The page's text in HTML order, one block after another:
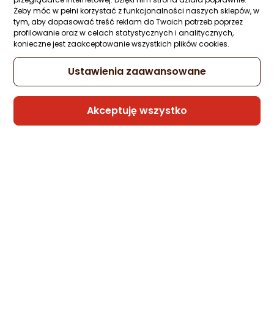
Żeby móc w pełni korzystać z funkcjonalności naszych sklepów, w
tym, aby dopasować treść reklam do Twoich potrzeb poprzez
profilowanie oraz w celach statystycznych i analitycznych,
konieczne jest zaakceptowanie wszystkich plików cookies.
Ustawienia zaawansowane
Akceptuję wszystko